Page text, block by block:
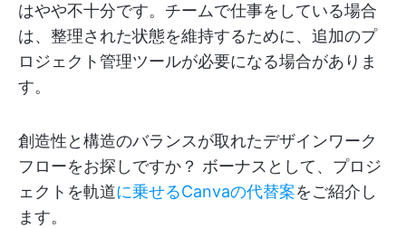
はやや不十分です。チームで仕事をしている場合
は、整理された状態を維持するために、追加のプ
ロジェクト管理ツールが必要になる場合がありま
す。
創造性と構造のバランスが取れたデザインワーク
フローをお探しですか？ ボーナスとして、プロジ
ェクトを軌道に乗せるCanvaの代替案をご紹介し
ます。